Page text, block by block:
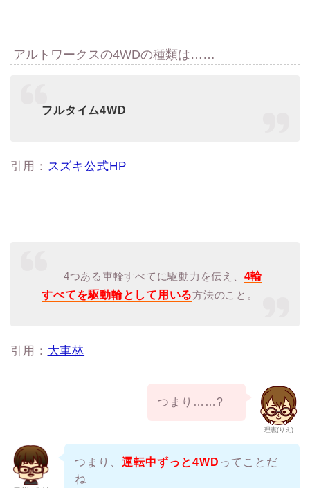
アルトワークスの4WDの種類は……
フルタイム4WD
引用： スズキ公式HP
4つある車輪すべてに駆動力を伝え、 4輪
すべてを駆動輪として用いる方法のこと。
引用： 大車林
理恵(りえ)
つまり……?
つまり、 運転中ずっと4WD ってことだ
ね